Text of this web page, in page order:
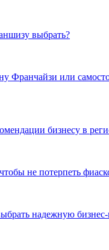
выбрать?
Франчайзи или
бизнесу в
не потерпеть
надежную